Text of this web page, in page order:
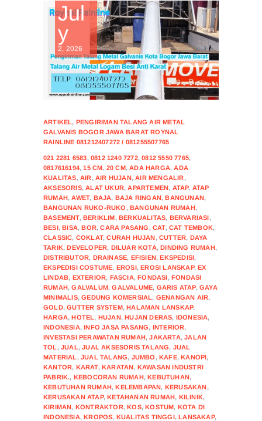
Jul
y
2, 2026
ARTIKEL, PENGIRIMAN TALANG AIR METAL
GALVANIS BOGOR JAWA BARAT ROYNAL
RAINLINE 081212407272 / 081255507765
021 2281 6583,0812 1240 7272,0812 5550 7765,
0817616194,15 CM, 20 CM,ADA HARGA,ADA
KUALITAS,AIR,AIR HUJAN,AIR MENGALIR,
AKSESORIS,ALAT UKUR,APARTEMEN, ATAP, ATAP
RUMAH,AWET, BAJA, BAJA RINGAN,BANGUNAN,
BANGUNAN RUKO-RUKO ,BANGUNAN RUMAH,
BASEMENT,BERIKLIM,BERKUALITAS, BERVARIASI,
BESI,BISA,BOR,CARA PASANG ,CAT,CAT TEMBOK,
CLASSIC, COKLAT,CURAH HUJAN,CUTTER, DAYA
TARIK,DEVELOPER, DILUAR KOTA,DINDING RUMAH,
DISTRIBUTOR, DRAINASE, EFISIEN,EKSPEDISI,
EKSPEDISI COSTUME, EROSI,EROSI LANSKAP,EX
LINDAB, EXTERIOR, FASCIA,FONDASI,FONDASI
RUMAH,GALVALUM,GALVALUME, GARIS ATAP,GAYA
MINIMALIS,GEDUNG KOMERSIAL, GENANGAN AIR,
GOLD,GUTTER SYSTEM,HALAMAN LANSKAP,
HARGA,HOTEL, HUJAN,HUJAN DERAS, IDONESIA,
INDONESIA,INFO JASA PASANG, INTERIOR,
INVESTASI PERAWATAN RUMAH,JAKARTA,JALAN
TOL ,JUAL,JUAL AKSESORIS TALANG, JUAL
MATERIAL ,JUAL TALANG, JUMBO ,KAFE,KANOPI,
KANTOR, KARAT,KARATAN, KAWASAN INDUSTRI
PABRIK., KEBOCORAN RUMAH,KEBUTUHAN,
KEBUTUHAN RUMAH,KELEMBAPAN, KERUSAKAN,
KERUSAKAN ATAP,KETAHANAN RUMAH, KILINIK,
KIRIMAN, KONTRAKTOR,KOS,KOSTUM, KOTA DI
INDONESIA,KROPOS, KUALITAS TINGGI,LANSAKAP,